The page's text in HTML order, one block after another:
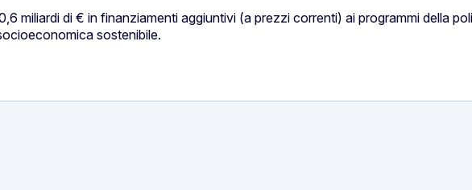
miliardi di € in finanziamenti aggiuntivi (a prezzi correnti) ai programmi della
sostenibile.